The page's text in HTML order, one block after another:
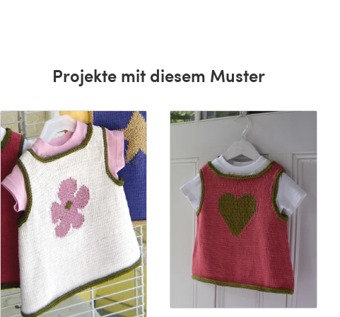
Projekte mit diesem Muster